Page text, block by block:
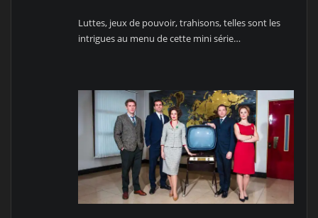
Luttes, jeux de pouvoir, trahisons, telles sont les
intrigues au menu de cette mini série…